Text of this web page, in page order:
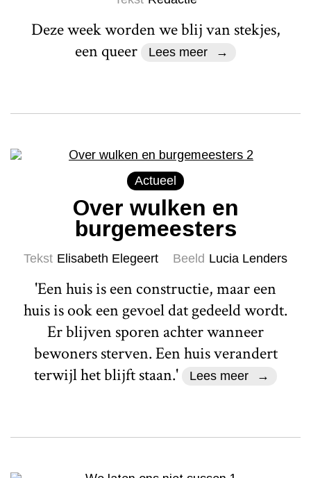
Deze week worden we blij van stekjes,
een queer
Lees meer
Actueel
Over wulken en
burgemeesters
Tekst Elisabeth Elegeert Beeld Lucia Lenders
'Een huis is een constructie, maar een
huis is ook een gevoel dat gedeeld wordt.
Er blijven sporen achter wanneer
bewoners sterven. Een huis verandert
terwijl het blijft staan.'
Lees meer